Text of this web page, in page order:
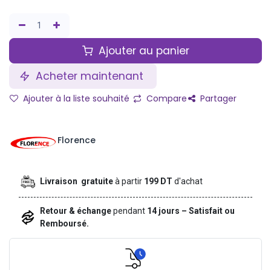
Ajouter au panier
Acheter maintenant
Ajouter à la liste souhaité Compare Partager
Florence
Livraison gratuiteà partir 199 DTd'achat
Retour & échangependant 14 jours – Satisfait ou
Remboursé.